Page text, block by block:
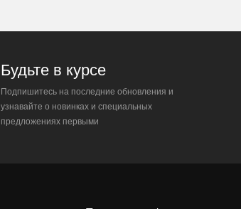
Будьте в курсе
Подпишитесь на последние обновления и
узнавайте о новинках и специальных
предложениях первыми